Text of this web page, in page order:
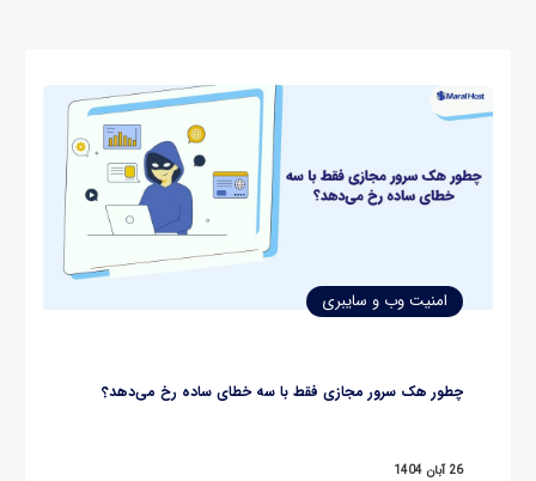
امنیت وب و سایبری
چطور هک سرور مجازی فقط با سه خطای ساده رخ می‌دهد؟
26 آبان 1404